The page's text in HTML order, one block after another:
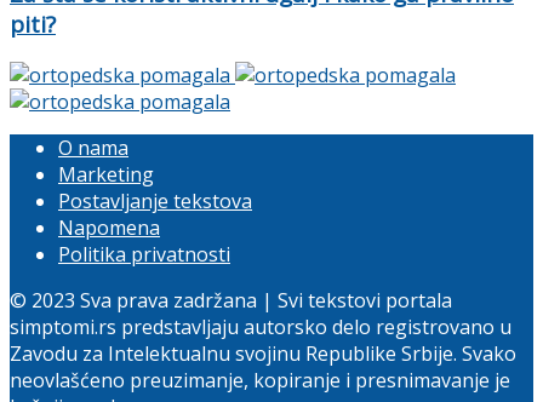
piti?
O nama
Marketing
Postavljanje tekstova
Napomena
Politika privatnosti
© 2023 Sva prava zadržana | Svi tekstovi portala
simptomi.rs predstavljaju autorsko delo registrovano u
Zavodu za Intelektualnu svojinu Republike Srbije. Svako
neovlašćeno preuzimanje, kopiranje i presnimavanje je